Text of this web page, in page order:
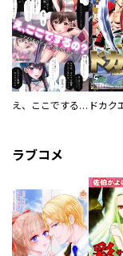
え、ここでするの？ アイドルのファンが知らない日常
ラブコメ